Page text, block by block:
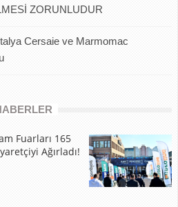
ZORUNLUDUR
Cersaie ve Marmomac
Fuarları 165
Ağırladı!